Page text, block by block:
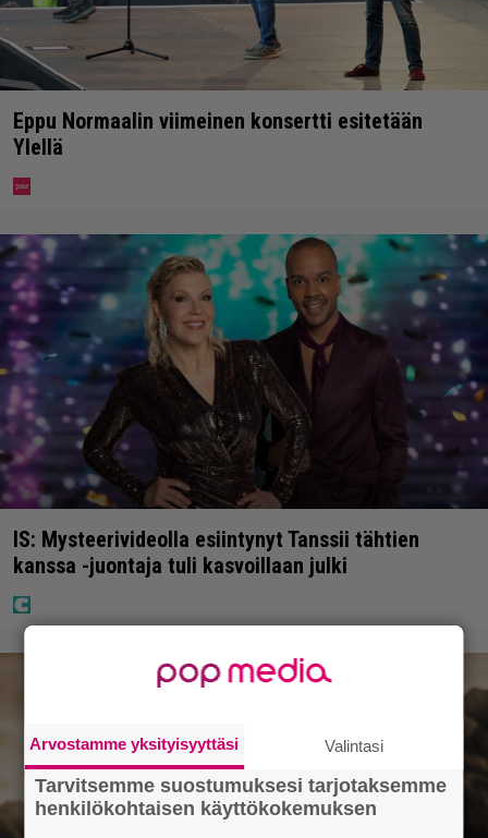
Eppu Normaalin viimeinen konsertti esitetään
Ylellä
IS: Mysteerivideolla esiintynyt Tanssii tähtien
kanssa -juontaja tuli kasvoillaan julki
Arvostamme yksityisyyttäsi Valintasi
Tarvitsemme suostumuksesi tarjotaksemme
henkilökohtaisen käyttökokemuksen